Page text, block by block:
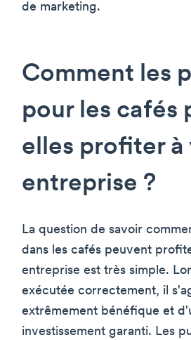
de marketing.
Comment les
pour les cafés
elles profiter à
entreprise ?
La question de savoir
dans les cafés peuvent
entreprise est très simple.
exécutée correctement, il
extrêmement bénéfique et
investissement garanti. Les